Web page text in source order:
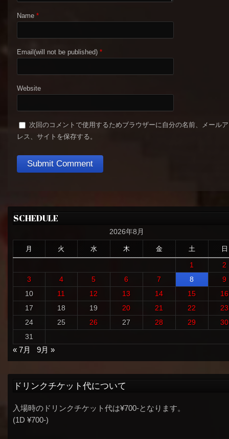
Name *
Email(will not be published) *
Website
次回のコメントで使用するためブラウザーに自分の名前、メール
レス、サイトを保存する。
SCHEDULE
2026年8月
月 火 水 木 金 土 日
1
2
3
4 5 6 7 8
9
10
11 12 13 14 15
16
17
18 19 20 21 22
23
24
25 26 27 28 29
30
31
« 7月
9月 »
ドリンクチケット代について
入場時のドリンクチケット代は¥700-となります。
(1D ¥700-)